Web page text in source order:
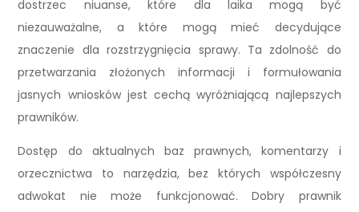
dostrzec niuanse, które dla laika mogą być
niezauważalne, a które mogą mieć decydujące
znaczenie dla rozstrzygnięcia sprawy. Ta zdolność do
przetwarzania złożonych informacji i formułowania
jasnych wniosków jest cechą wyróżniającą najlepszych
prawników.
Dostęp do aktualnych baz prawnych, komentarzy i
orzecznictwa to narzędzia, bez których współczesny
adwokat nie może funkcjonować. Dobry prawnik